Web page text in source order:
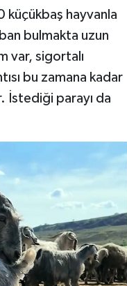
küçükbaş hayvanla
bulmakta uzun
var, sigortalı
bu zamana kadar
İstediği parayı da